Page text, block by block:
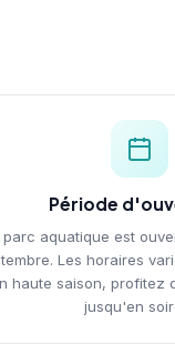
Période
parc aquatique est
Les horaires
haute saison, profitez
jusqu'en